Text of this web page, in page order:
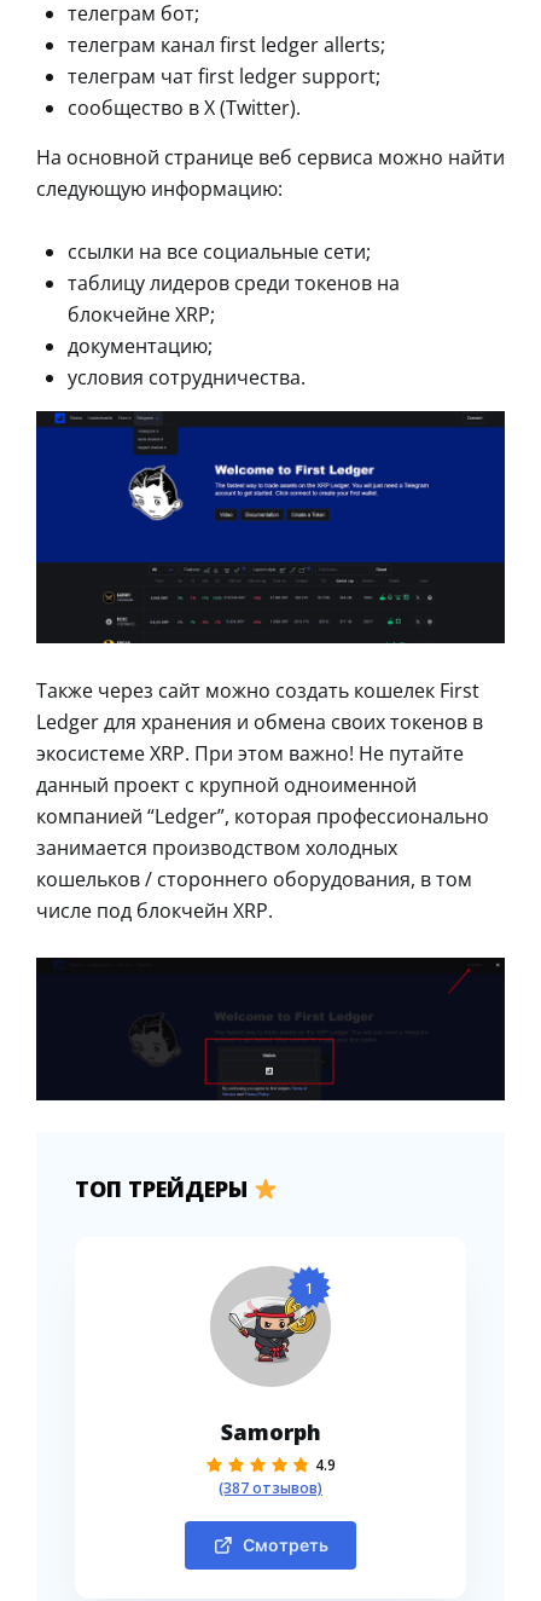
телеграм бот;
телеграм канал first ledger allerts;
телеграм чат first ledger support;
сообщество в X (Twitter).
На основной странице веб сервиса можно найти
следующую информацию:
ссылки на все социальные сети;
таблицу лидеров среди токенов на
блокчейне XRP;
документацию;
условия сотрудничества.
Также через сайт можно создать кошелек First
Ledger для хранения и обмена своих токенов в
экосистеме XRP. При этом важно! Не путайте
данный проект с крупной одноименной
компанией “Ledger”, которая профессионально
занимается производством холодных
кошельков / стороннего оборудования, в том
числе под блокчейн XRP.
ТОП ТРЕЙДЕРЫ
1
Samorph
4.9
(387 отзывов)
Смотреть